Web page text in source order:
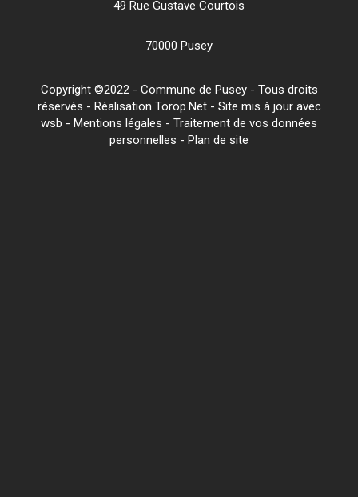
49 Rue Gustave Courtois
70000 Pusey
Copyright ©2022 - Commune de Pusey - Tous droits
réservés - Réalisation Torop.Net - Site mis à jour avec
wsb - Mentions légales - Traitement de vos données
personnelles - Plan de site